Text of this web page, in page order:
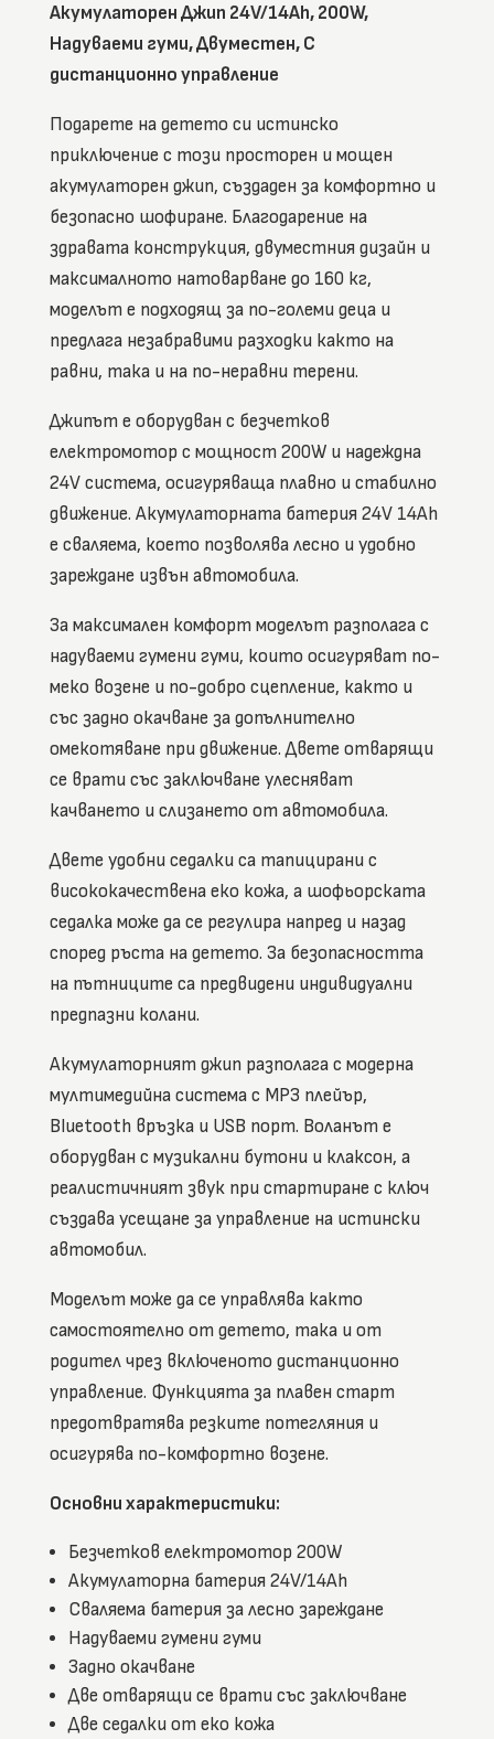
Акумулаторен Джип 24V/14Ah, 200W,
Надуваеми гуми, Двуместен, С
дистанционно управление
Подарете на детето си истинско
приключение с този просторен и мощен
акумулаторен джип, създаден за комфортно и
безопасно шофиране. Благодарение на
здравата конструкция, двуместния дизайн и
максималното натоварване до 160 кг,
моделът е подходящ за по-големи деца и
предлага незабравими разходки както на
равни, така и на по-неравни терени.
Джипът е оборудван с безчетков
електромотор с мощност 200W и надеждна
24V система, осигуряваща плавно и стабилно
движение. Акумулаторната батерия 24V 14Ah
е сваляема, което позволява лесно и удобно
зареждане извън автомобила.
За максимален комфорт моделът разполага с
надуваеми гумени гуми, които осигуряват по-
меко возене и по-добро сцепление, както и
със задно окачване за допълнително
омекотяване при движение. Двете отварящи
се врати със заключване улесняват
качването и слизането от автомобила.
Двете удобни седалки са тапицирани с
висококачествена еко кожа, а шофьорската
седалка може да се регулира напред и назад
според ръста на детето. За безопасността
на пътниците са предвидени индивидуални
предпазни колани.
Акумулаторният джип разполага с модерна
мултимедийна система с MP3 плейър,
Bluetooth връзка и USB порт. Воланът е
оборудван с музикални бутони и клаксон, а
реалистичният звук при стартиране с ключ
създава усещане за управление на истински
автомобил.
Моделът може да се управлява както
самостоятелно от детето, така и от
родител чрез включеното дистанционно
управление. Функцията за плавен старт
предотвратява резките потегляния и
осигурява по-комфортно возене.
Основни характеристики:
Безчетков електромотор 200W
Акумулаторна батерия 24V/14Ah
Сваляема батерия за лесно зареждане
Надуваеми гумени гуми
Задно окачване
Две отварящи се врати със заключване
Две седалки от еко кожа